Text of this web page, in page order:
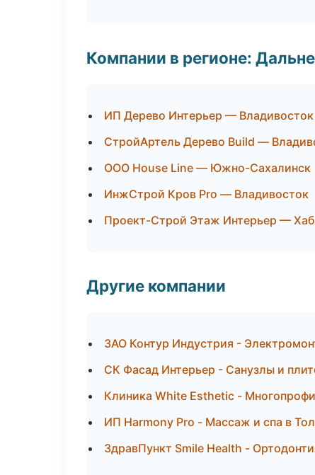
Компании в регионе:
ИП Дерево Интерьер — Владивосток
СтройАртель Дерево Build —
ООО House Line — Южно-Сахалинск
ИнжСтрой Кров Pro — Владивосток
Проект-Строй Этаж Интерьер —
Другие компании
ЗАО Контур Индустрия -
СК Фасад Интерьер - Санузлы и
Клиника White Esthetic -
ИП Harmony Pro - Массаж и спа в
ЗдравПункт Smile Health -